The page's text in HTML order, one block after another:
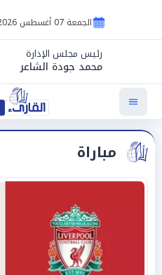
الجمعة 07 أغسطس 2026
رئيس مجلس الإدارة
محمد جودة الشاعر
مباراة